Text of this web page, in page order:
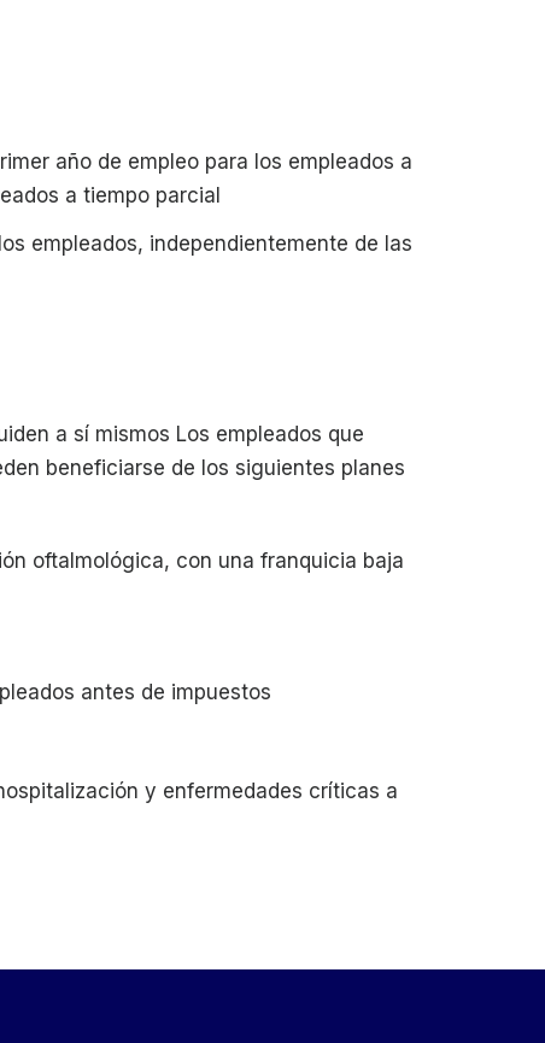
año de empleo para los empleados a
a tiempo parcial
empleados, independientemente de las
a sí mismos Los empleados que
beneficiarse de los siguientes planes
oftalmológica, con una franquicia baja
antes de impuestos
y enfermedades críticas a